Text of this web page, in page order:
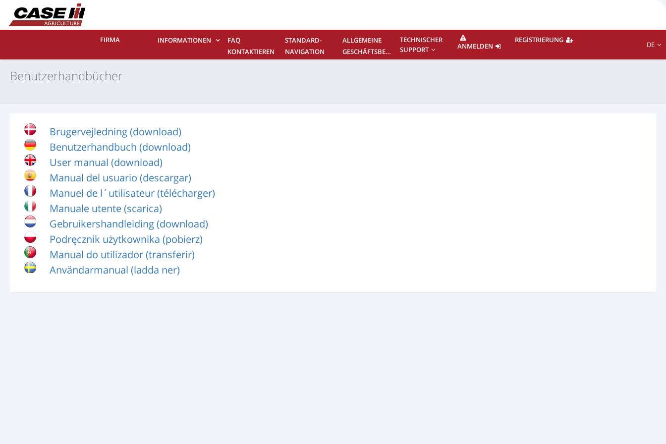
FIRMA INFORMATIONEN
FAQ
KONTAKTIEREN
STANDARD-
NAVIGATION
ALLGEMEINE
GESCHÄFTSBEDINGUNGEN
TECHNISCHER
SUPPORT
ANMELDEN
REGISTRIERUNG
DE
Benutzerhandbücher
Brugervejledning (download)
Benutzerhandbuch (download)
User manual (download)
Manual del usuario (descargar)
Manuel de l´utilisateur (télécharger)
Manuale utente (scarica)
Gebruikershandleiding (download)
Podręcznik użytkownika (pobierz)
Manual do utilizador (transferir)
Användarmanual (ladda ner)